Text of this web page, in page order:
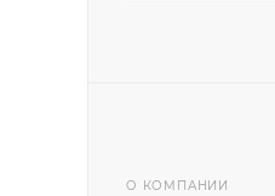
О КОМПАНИИ